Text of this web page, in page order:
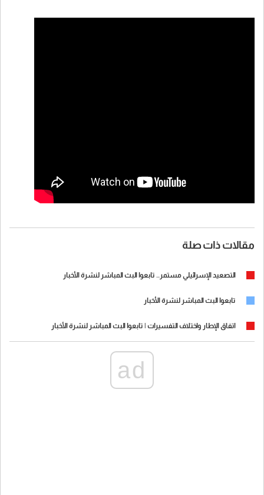
مقالات ذات صلة
التصعيد الإسرائيلي مستمر.. تابعوا البث المباشر لنشرة الأخبار
تابعوا البث المباشر لنشرة الأخبار
اتفاق الإطار واختلاف التفسيرات | تابعوا البث المباشر لنشرة الأخبار
ad